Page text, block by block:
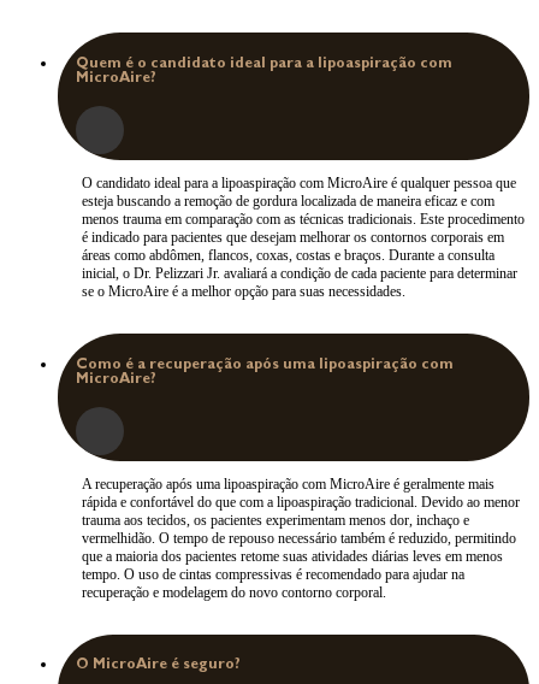
Quem é o candidato ideal para a lipoaspiração com
MicroAire?
O candidato ideal para a lipoaspiração com MicroAire é qualquer pessoa que
esteja buscando a remoção de gordura localizada de maneira eficaz e com
menos trauma em comparação com as técnicas tradicionais. Este procedimento
é indicado para pacientes que desejam melhorar os contornos corporais em
áreas como abdômen, flancos, coxas, costas e braços. Durante a consulta
inicial, o Dr. Pelizzari Jr. avaliará a condição de cada paciente para determinar
se o MicroAire é a melhor opção para suas necessidades.
Como é a recuperação após uma lipoaspiração com
MicroAire?
A recuperação após uma lipoaspiração com MicroAire é geralmente mais
rápida e confortável do que com a lipoaspiração tradicional. Devido ao menor
trauma aos tecidos, os pacientes experimentam menos dor, inchaço e
vermelhidão. O tempo de repouso necessário também é reduzido, permitindo
que a maioria dos pacientes retome suas atividades diárias leves em menos
tempo. O uso de cintas compressivas é recomendado para ajudar na
recuperação e modelagem do novo contorno corporal.
O MicroAire é seguro?